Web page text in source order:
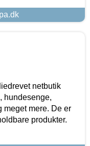
netbutik
hundesenge,
mere. De er
produkter.